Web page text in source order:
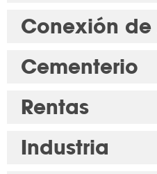
Conexión de
Cementerio
Rentas
Industria